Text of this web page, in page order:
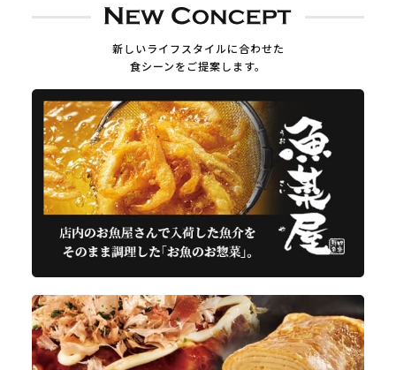
新しいライフスタイルに合わせた
食シーンをご提案します。